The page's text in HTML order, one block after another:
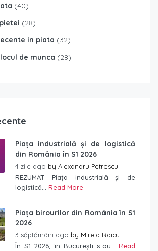
(40)
(28)
in piata (32)
de munca (28)
Piața industrială și de logistică
din România în S1 2026
4 zile ago by Alexandru Petrescu
REZUMAT Piața industrială și de
logistică... Read More
Piața birourilor din România în S1
2026
3 săptămâni ago by Mirela Raicu
În S1 2026, în București s-au... Read